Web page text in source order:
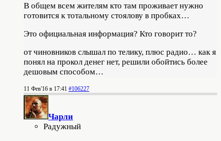
В общем всем жителям кто там проживает нужно
готовится к тотальному стоялову в пробках…
Это официальная информация? Кто говорит то?
от чиновников слышал по телику, плюс радио… как я
понял на прокол денег нет, решили обойтись более
дешовым способом…
11 Фев'16 в 17:41 #106227
Чарли
Радужный